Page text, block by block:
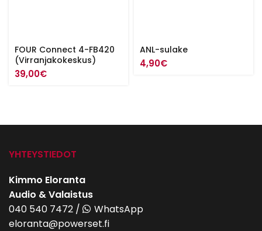
FOUR Connect 4-FB420
(Virranjakokeskus)
39,00€
ANL-sulake
4,90€
YHTEYSTIEDOT
Kimmo Eloranta
Audio & Valaistus
040 540 7472 /
WhatsApp
eloranta@powerset.fi